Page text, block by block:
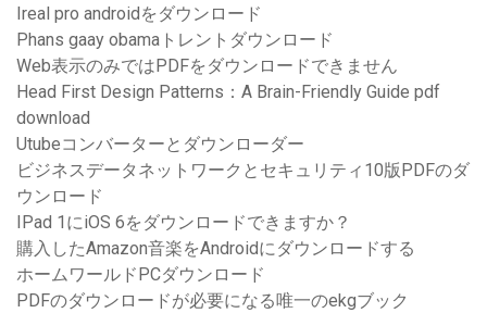
Ireal pro androidをダウンロード
Phans gaay obamaトレントダウンロード
Web表示のみではPDFをダウンロードできません
Head First Design Patterns：A Brain-Friendly Guide pdf
download
Utubeコンバーターとダウンローダー
ビジネスデータネットワークとセキュリティ10版PDFのダ
ウンロード
IPad 1にiOS 6をダウンロードできますか？
購入したAmazon音楽をAndroidにダウンロードする
ホームワールドPCダウンロード
PDFのダウンロードが必要になる唯一のekgブック